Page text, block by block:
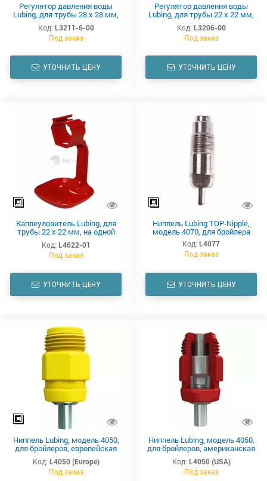
Регулятор давления воды
Lubing, для трубы 28 х 28 мм,
начальный, трубка 600 мм
Код: L3211-6-00
Под заказ
УТОЧНИТЬ ЦЕНУ
Регулятор давления воды
Lubing, для трубы 22 х 22 мм,
серединный, трубка 450 мм
Код: L3206-00
Под заказ
УТОЧНИТЬ ЦЕНУ
Каплеуловитель Lubing, для
трубы 22 х 22 мм, на одной
ножке, 70 х 70 мм
Код: L4622-01
Под заказ
УТОЧНИТЬ ЦЕНУ
Ниппель Lubing TOP-Nipple,
модель 4070, для бройлера
Код: L4077
Под заказ
УТОЧНИТЬ ЦЕНУ
Ниппель Lubing, модель 4050,
для бройлеров, европейская
версия CombiMaster
Код: L4050 (Europe)
Под заказ
Ниппель Lubing, модель 4050,
для бройлеров, американская
версия OptiGROW
Код: L4050 (USA)
Под заказ